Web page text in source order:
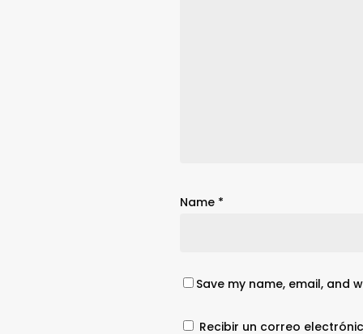
Name *
Save my name, email, and
Recibir un correo